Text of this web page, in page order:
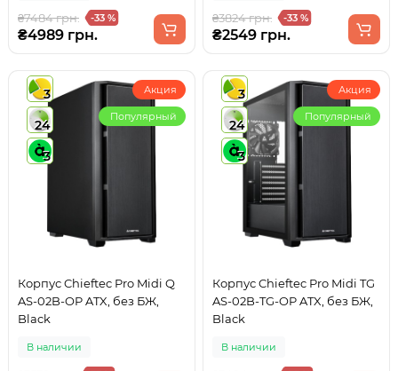
₴7484 грн. -33 %
₴4989 грн.
₴3824 грн. -33 %
₴2549 грн.
3
24
3
Акция
Популярный
Корпус Chieftec Pro Midi Q
AS-02B-OP ATX, без БЖ,
Black
В наличии
3
24
3
Акция
Популярный
Корпус Chieftec Pro Midi TG
AS-02B-TG-OP ATX, без БЖ,
Black
В наличии